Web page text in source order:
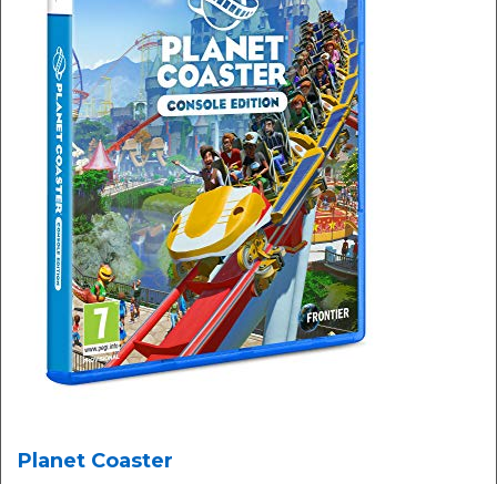
Planet Coaster